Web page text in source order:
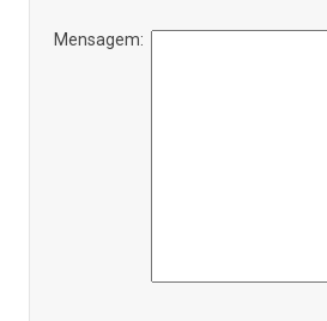
Mensagem: